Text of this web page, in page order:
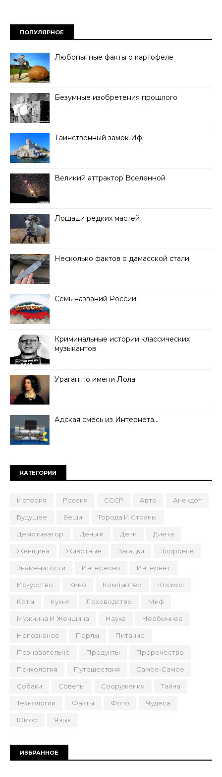
ПОПУЛЯРНОЕ
Любопытные факты о картофеле
Безумные изобретения прошлого
Таинственный замок Иф
Великий аттрактор Вселенной
Лошади редких мастей
Несколько фактов о дамасской стали
Семь названий России
Криминальные истории классических
музыкантов
Ураган по имени Лола
Адская смесь из Интернета…
КАТЕГОРИИ
История Россия СССР Авто Анекдот
Будущее Вещи Города И Страны
Демотиватор Деньги Дети Диета
Женщина Животные Загадки Здоровье
Знаменитости Интересно Интернет
Искусство Кино Компьютер Космос
Коты Кухня Лоховодство Миф
Мужчина И Женщина Наука Необычное
Непознаное Перлы Питание
Познавательно Продукты Пророчество
Психология Путешествия Самое-Самое
Собаки Советы Сооружения Тайна
Технологии Факты Фото Чудеса
Юмор Язык
ИЗБРАННОЕ